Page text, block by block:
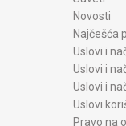
Novosti
Najčešća
Uslovi i
Uslovi i
Uslovi i
Uslovi
Pravo na